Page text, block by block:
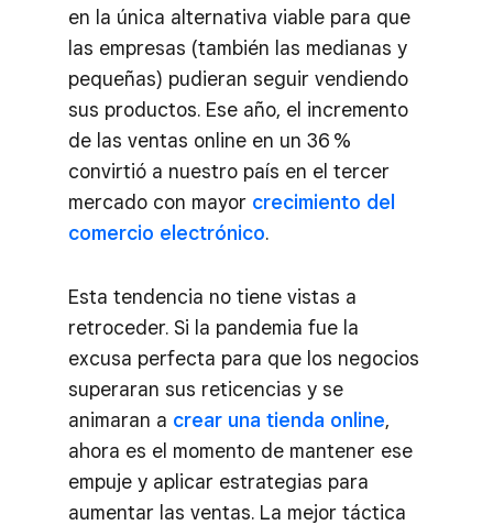
en la única alternativa viable para que
las empresas (también las medianas y
pequeñas) pudieran seguir vendiendo
sus productos. Ese año, el incremento
de las ventas online en un 36 %
convirtió a nuestro país en el tercer
mercado con mayor crecimiento del
comercio electrónico.
Esta tendencia no tiene vistas a
retroceder. Si la pandemia fue la
excusa perfecta para que los negocios
superaran sus reticencias y se
animaran a crear una tienda online,
ahora es el momento de mantener ese
empuje y aplicar estrategias para
aumentar las ventas. La mejor táctica